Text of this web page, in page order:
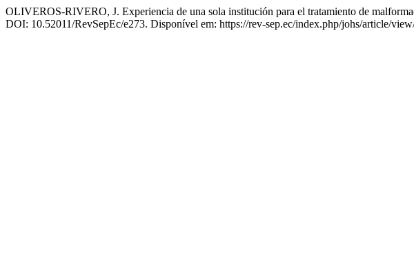
OLIVEROS-RIVERO, J. Experiencia de una sola institución para el tratamiento de
DOI: 10.52011/RevSepEc/e273. Disponível em: https://rev-sep.ec/index.php/johs/article/